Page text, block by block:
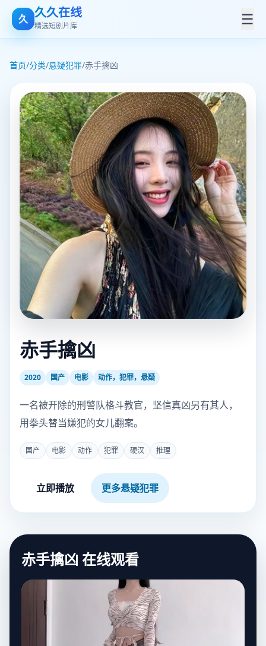
久 久久在线
精选短剧片库 ☰
首页/分类/悬疑犯罪/赤手擒凶
赤手擒凶
2020 国产 电影 动作，犯罪，悬疑
一名被开除的刑警队格斗教官，坚信真凶另有其人，
用拳头替当嫌犯的女儿翻案。
国产 电影 动作 犯罪 硬汉 推理
立即播放 更多悬疑犯罪
赤手擒凶 在线观看